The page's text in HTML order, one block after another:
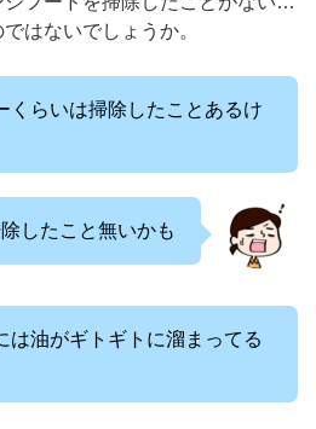
はないでしょうか。
くらいは掃除したことあるけ
したこと無いかも
は油がギトギトに溜まってる